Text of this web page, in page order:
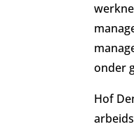
onder
Hof